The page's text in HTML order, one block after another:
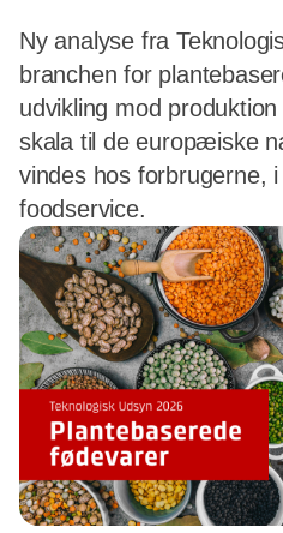
Ny analyse fra
branchen for
udvikling mod
skala til de europæiske
vindes hos forbrugerne,
foodservice.